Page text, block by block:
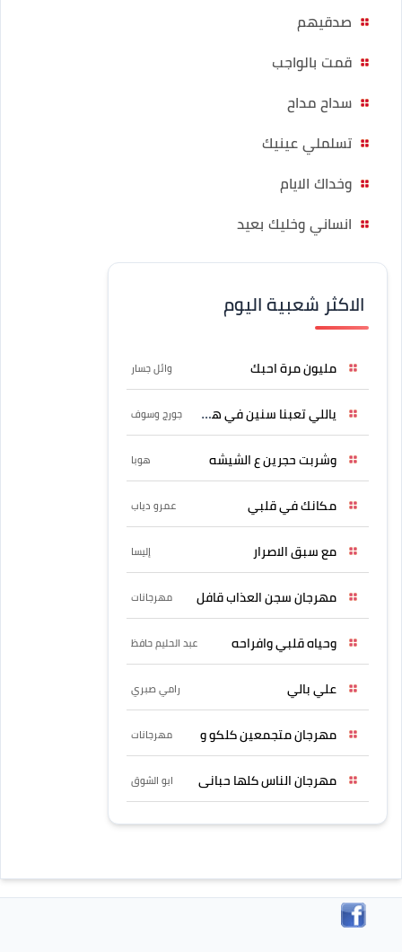
صدقيهم
قمت بالواجب
سداح مداح
تسلملي عينيك
وخداك الايام
انساني وخليك بعيد
الاكثر شعبية اليوم
مليون مرة احبك وائل جسار
ياللي تعبنا سنين في هواه جورج وسوف
وشربت حجرين ع الشيشه هوبا
مكانك في قلبي عمرو دياب
مع سبق الاصرار إليسا
مهرجان سجن العذاب قافل مهرجانات
وحياه قلبي وافراحه عبد الحليم حافظ
علي بالي رامي صبري
مهرجان متجمعين كلكو و مهرجانات
مهرجان الناس كلها حبانى ابو الشوق